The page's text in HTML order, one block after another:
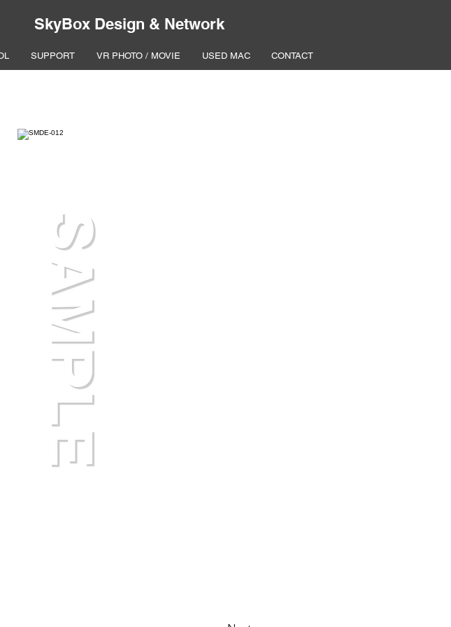
SkyBox Design & Network
SUPPORT VR PHOTO / MOVIE USED MAC CONTACT